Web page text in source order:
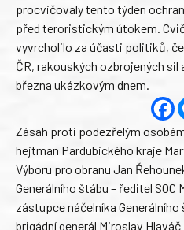
procvičovaly tento týden
před teroristickým útokem.
vyvrcholilo za účasti politiků,
ČR, rakouských ozbrojených sil
března ukázkovým dnem.
Zásah proti podezřelým
hejtman Pardubického kraje
Výboru pro obranu Jan
Generálního štábu – ředitel SOC
zástupce náčelníka
brigádní generál Miroslav